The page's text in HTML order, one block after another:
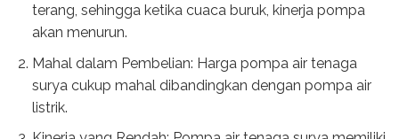
terang, sehingga ketika cuaca buruk, kinerja pompa
akan menurun.
Mahal dalam Pembelian: Harga pompa air tenaga
surya cukup mahal dibandingkan dengan pompa air
listrik.